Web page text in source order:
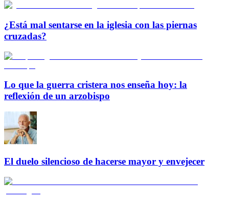
¿Está mal sentarse en la iglesia con las piernas
cruzadas?
Lo que la guerra cristera nos enseña hoy: la
reflexión de un arzobispo
El duelo silencioso de hacerse mayor y envejecer